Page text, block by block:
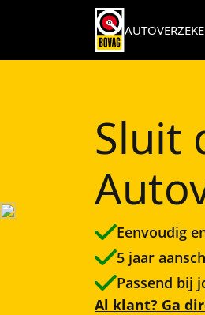
Sluit
Eenvoudig
5 jaar
Passend bij
Al klant? Ga